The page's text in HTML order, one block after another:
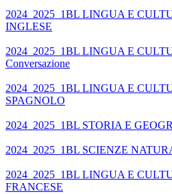
2024_2025_1BL LINGUA E
INGLESE
2024_2025_1BL LINGUA E
Conversazione
2024_2025_1BL LINGUA E
SPAGNOLO
2024_2025_1BL STORIA E
2024_2025_1BL SCIENZE
2024_2025_1BL LINGUA E
FRANCESE